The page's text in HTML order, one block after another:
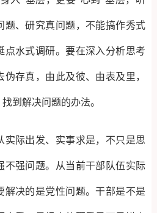
题、研究真问题，不能搞作秀式
点水式调研。要在深入分析思考
伪存真，由此及彼、由表及里，
到解决问题的办法。
际出发、实事求是，不只是思
不强问题。从当前干部队伍实际
解决的是党性问题。干部是不是